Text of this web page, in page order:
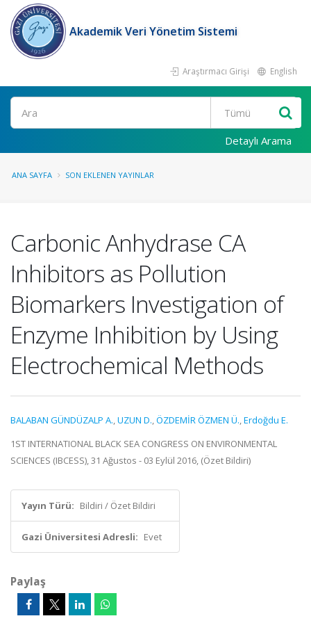
Akademik Veri Yönetim Sistemi
Araştırmacı Girişi English
Ara
Detaylı Arama
ANA SAYFA SON EKLENEN YAYINLAR
Carbonic Anhydrase CA
Inhibitors as Pollution
Biomarkers Investigation of
Enzyme Inhibition by Using
Electrochemical Methods
BALABAN GÜNDÜZALP A.,UZUN D.,ÖZDEMİR ÖZMEN Ü.,Erdoğdu E.
1ST INTERNATIONAL BLACK SEA CONGRESS ON ENVIRONMENTAL
SCIENCES (IBCESS), 31 Ağustos - 03 Eylül 2016, (Özet Bildiri)
Yayın Türü: Bildiri / Özet Bildiri
Gazi Üniversitesi Adresli: Evet
Paylaş